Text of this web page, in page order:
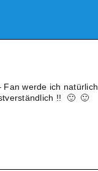
Fan werde ich natürlich
!! 🙂 🙂